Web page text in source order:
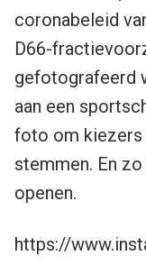
coronabeleid
D66-
gefotografeerd
aan een
foto om kiezers
stemmen. En
openen.
https://